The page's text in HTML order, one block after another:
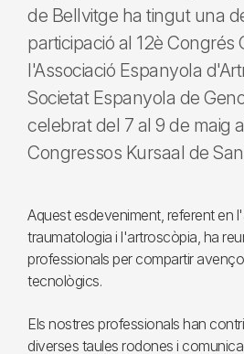
de Bellvitge ha tingut una
participació al 12è Congrés
l'Associació Espanyola
Societat Espanyola de
celebrat del 7 al 9 de maig
Congressos Kursaal de
Aquest esdeveniment, referent en
traumatologia i l'artroscòpia, ha
professionals per compartir
tecnològics.
Els nostres professionals han
diverses taules rodones i